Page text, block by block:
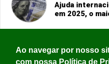
Ao navegar por nosso
com nossa Política de
Ajuda
em 2025, o
Há 5 dias
Copom inicia